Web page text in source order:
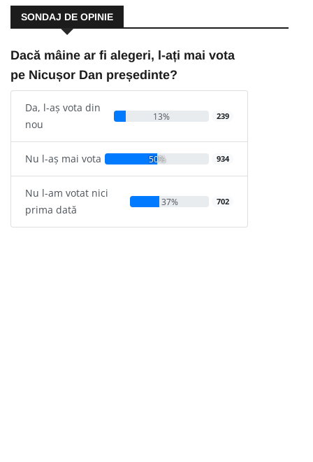
SONDAJ DE OPINIE
Dacă mâine ar fi alegeri, l-ați mai vota
pe Nicușor Dan președinte?
Da, l-aș vota din
nou
13% 239
Nu l-aș mai vota 50% 934
Nu l-am votat nici
prima dată
37% 702